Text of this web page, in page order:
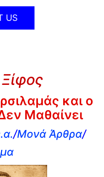
US
και ο
Μαθαίνει
/Μονά Άρθρα/